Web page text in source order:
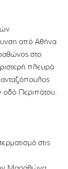
από Αθήνα
στο
πλευρά
οδό Περιπάτου.
στις